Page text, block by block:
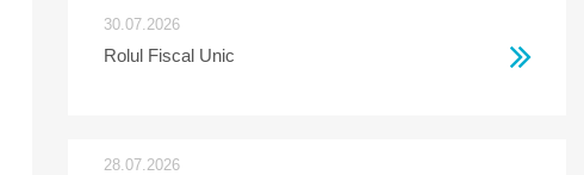
30.07.2026
Rolul Fiscal Unic
28.07.2026